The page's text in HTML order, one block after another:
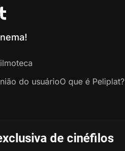
de cinéfilos
do usuárioO que é Peliplat?